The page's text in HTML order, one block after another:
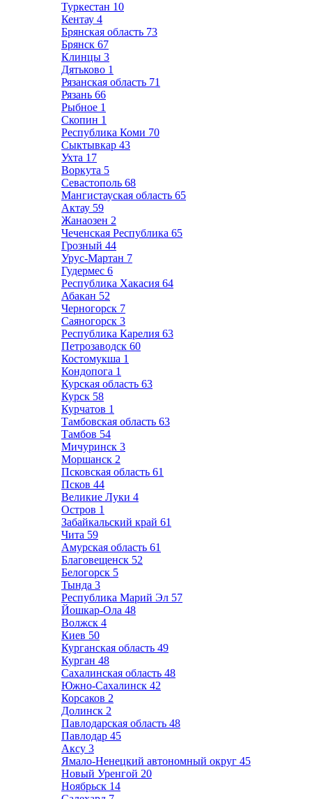
Туркестан 10
Кентау 4
Брянская область 73
Брянск 67
Клинцы 3
Дятьково 1
Рязанская область 71
Рязань 66
Рыбное 1
Скопин 1
Республика Коми 70
Сыктывкар 43
Ухта 17
Воркута 5
Севастополь 68
Мангистауская область 65
Актау 59
Жанаозен 2
Чеченская Республика 65
Грозный 44
Урус-Мартан 7
Гудермес 6
Республика Хакасия 64
Абакан 52
Черногорск 7
Саяногорск 3
Республика Карелия 63
Петрозаводск 60
Костомукша 1
Кондопога 1
Курская область 63
Курск 58
Курчатов 1
Тамбовская область 63
Тамбов 54
Мичуринск 3
Моршанск 2
Псковская область 61
Псков 44
Великие Луки 4
Остров 1
Забайкальский край 61
Чита 59
Амурская область 61
Благовещенск 52
Белогорск 5
Тында 3
Республика Марий Эл 57
Йошкар-Ола 48
Волжск 4
Киев 50
Курганская область 49
Курган 48
Сахалинская область 48
Южно-Сахалинск 42
Корсаков 2
Долинск 2
Павлодарская область 48
Павлодар 45
Аксу 3
Ямало-Ненецкий автономный округ 45
Новый Уренгой 20
Ноябрьск 14